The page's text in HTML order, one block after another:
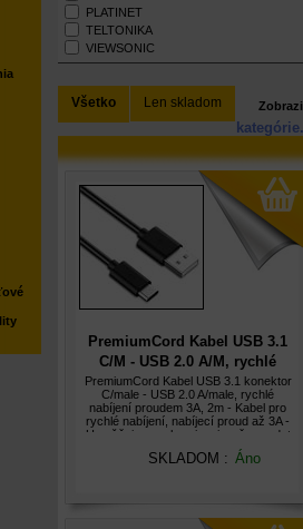
PLATINET
TELTONIKA
VIEWSONIC
Všetko Len skladom
PremiumCord Kabel USB 3.1
C/M - USB 2.0 A/M, rychlé
nabíjení proudem 3A, 2m
PremiumCord Kabel USB 3.1 konektor
C/male - USB 2.0 A/male, rychlé
nabíjení proudem 3A, 2m - Kabel pro
rychlé nabíjení, nabíjecí proud až 3A -
Umožňuje synchronizaci a přenos dat
rychlostí USB 2.0 - Přenosová rychlost
až 0.48 Gbit/s - První konek
SKLADOM : Áno